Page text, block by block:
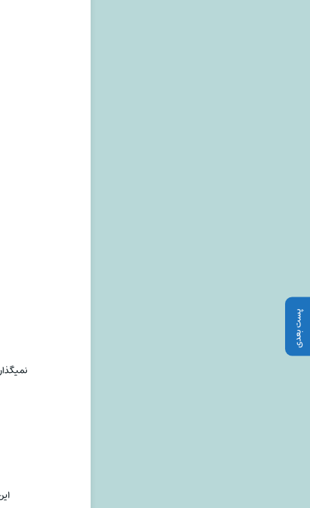
پست بعدی